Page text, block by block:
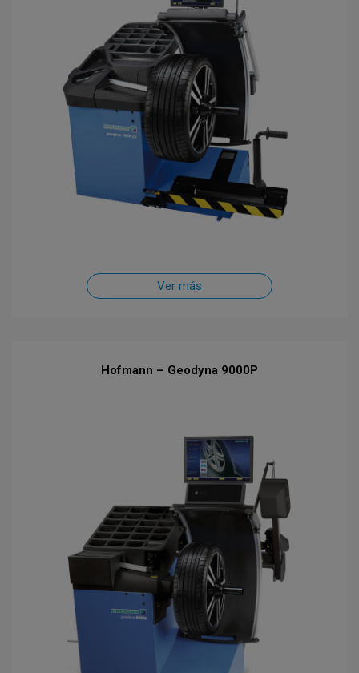
Ver más
Hofmann – Geodyna 9000P